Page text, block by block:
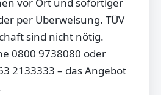
per Überweisung. TÜV
sind nicht nötig.
0800 9738080 oder
2133333 – das Angebot